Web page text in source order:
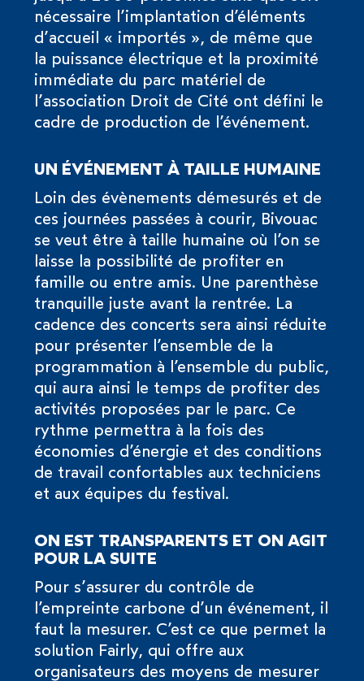
nécessaire l’implantation d’éléments
d’accueil « importés », de même que
la puissance électrique et la proximité
immédiate du parc matériel de
l’association Droit de Cité ont défini le
cadre de production de l’événement.
UN ÉVÉNEMENT À TAILLE HUMAINE
Loin des évènements démesurés et de
ces journées passées à courir, Bivouac
se veut être à taille humaine où l’on se
laisse la possibilité de profiter en
famille ou entre amis. Une parenthèse
tranquille juste avant la rentrée. La
cadence des concerts sera ainsi réduite
pour présenter l’ensemble de la
programmation à l’ensemble du public,
qui aura ainsi le temps de profiter des
activités proposées par le parc. Ce
rythme permettra à la fois des
économies d’énergie et des conditions
de travail confortables aux techniciens
et aux équipes du festival.
ON EST TRANSPARENTS ET ON AGIT
POUR LA SUITE
Pour s’assurer du contrôle de
l’empreinte carbone d’un événement, il
faut la mesurer. C’est ce que permet la
solution Fairly, qui offre aux
organisateurs des moyens de mesurer